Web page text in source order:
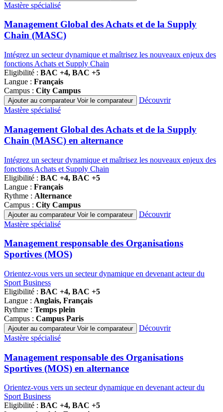
Famille
programmes
Mastère spécialisé
Management Global des Achats et de la Supply
Chain (MASC)
Intégrez un secteur dynamique et maîtrisez les nouveaux enjeux des
fonctions Achats et Supply Chain
Eligibilité : BAC +4, BAC +5
Langue : Français
Campus : City Campus
Ajouter au comparateur Voir le comparateur
Découvrir
Famille
programmes
Mastère spécialisé
Management Global des Achats et de la Supply
Chain (MASC) en alternance
Intégrez un secteur dynamique et maîtrisez les nouveaux enjeux des
fonctions Achats et Supply Chain
Eligibilité : BAC +4, BAC +5
Langue : Français
Rythme : Alternance
Campus : City Campus
Ajouter au comparateur Voir le comparateur
Découvrir
Famille
programmes
Mastère spécialisé
Management responsable des Organisations
Sportives (MOS)
Orientez-vous vers un secteur dynamique en devenant acteur du
Sport Business
Eligibilité : BAC +4, BAC +5
Langue : Anglais, Français
Rythme : Temps plein
Campus : Campus Paris
Ajouter au comparateur Voir le comparateur
Découvrir
Famille
programmes
Mastère spécialisé
Management responsable des Organisations
Sportives (MOS) en alternance
Orientez-vous vers un secteur dynamique en devenant acteur du
Sport Business
Eligibilité : BAC +4, BAC +5